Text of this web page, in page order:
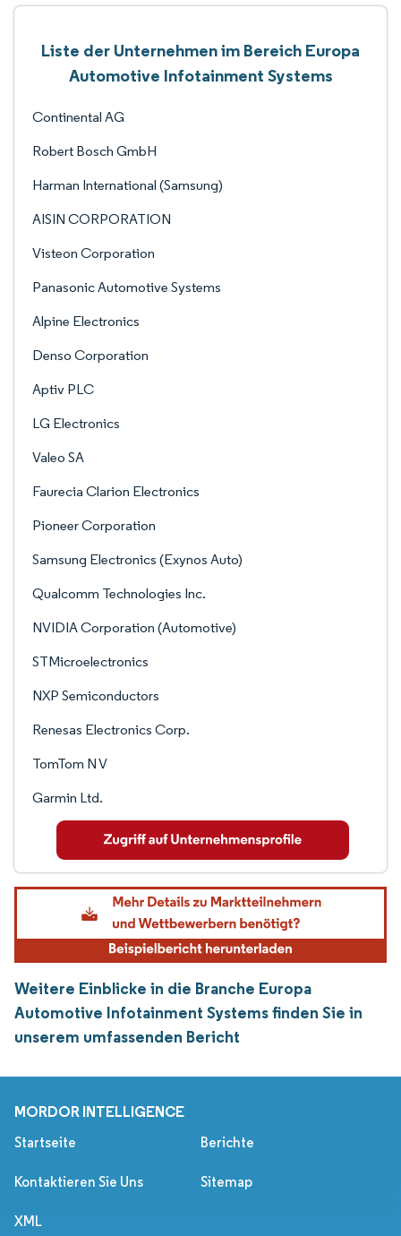
Liste der Unternehmen im Bereich Europa
Automotive Infotainment Systems
Continental AG
Robert Bosch GmbH
Harman International (Samsung)
AISIN CORPORATION
Visteon Corporation
Panasonic Automotive Systems
Alpine Electronics
Denso Corporation
Aptiv PLC
LG Electronics
Valeo SA
Faurecia Clarion Electronics
Pioneer Corporation
Samsung Electronics (Exynos Auto)
Qualcomm Technologies Inc.
NVIDIA Corporation (Automotive)
STMicroelectronics
NXP Semiconductors
Renesas Electronics Corp.
TomTom N V
Garmin Ltd.
Weitere Einblicke in die Branche Europa
Automotive Infotainment Systems finden Sie in
unserem umfassenden Bericht
MORDOR INTELLIGENCE
Startseite Berichte
Kontaktieren Sie Uns Sitemap
XML